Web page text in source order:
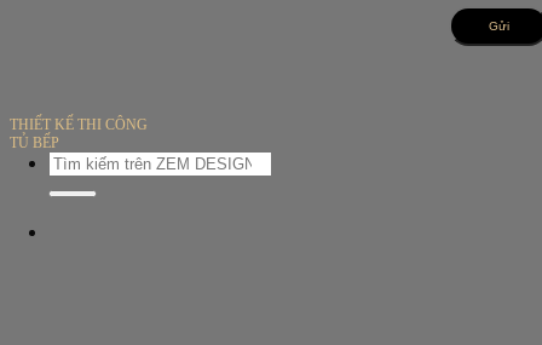
Tìm
kiếm:
THIẾT KẾ THI CÔNG
TỦ BẾP